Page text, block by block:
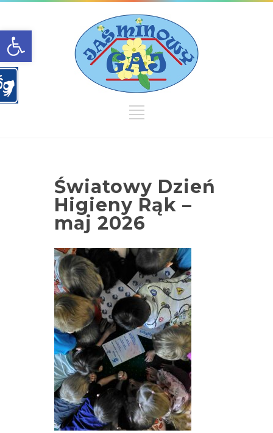
Open toolbar
Światowy Dzień
Higieny Rąk –
maj 2026